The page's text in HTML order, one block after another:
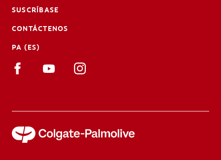
SUSCRÍBASE
CONTÁCTENOS
PA (ES)